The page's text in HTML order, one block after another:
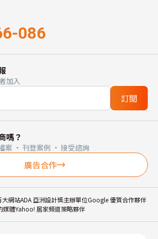
086
加入
訂閱
嗎？
案 · 刊登案例 · 接受諮詢
廣告合作
大網站ADA 亞洲設計獎主辦單位Google 優質合作夥伴
媒體Yahoo! 居家頻道策略夥伴